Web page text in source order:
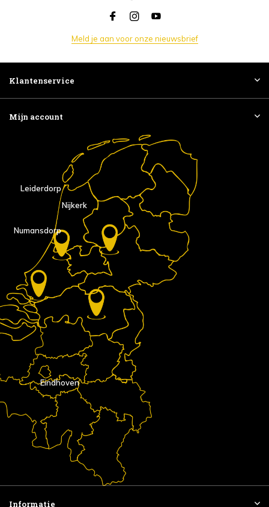
Meld je aan voor onze nieuwsbrief
Klantenservice
Mijn account
Eindhoven
Nijkerk
Numansdorp
Leiderdorp
Informatie